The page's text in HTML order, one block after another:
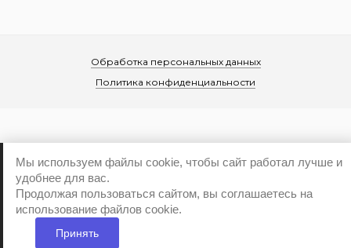
Обработка персональных данных
Политика конфиденциальности
Мы используем файлы cookie, чтобы сайт работал лучше и
удобнее для вас.
Продолжая пользоваться сайтом, вы соглашаетесь на
использование файлов cookie.
Принять